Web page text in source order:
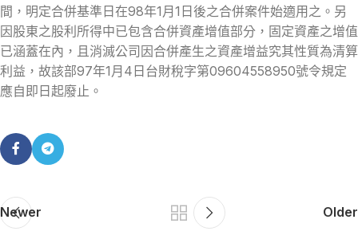
間，明定合併基準日在98年1月1日後之合併案件始適用之。另
因股東之股利所得中已包含合併資產增值部分，固定資產之增值
已涵蓋在內，且消滅公司因合併產生之資產增益究其性質為清算
利益，故該部97年1月4日台財稅字第09604558950號令規定
應自即日起廢止。
Newer Older